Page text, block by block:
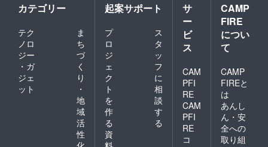
カテゴリー
テク
ノロ
ジー
・ガ
ジェ
ット
ま
ち
づ
く
り
・
地
域
活
性
起案サポート
プ
ロ
ジ
ェ
ク
ト
を
作
る
ス
タ
ッ
フ
に
相
談
す
る
資
サ
ー
ビ
ス
CAM
PFI
RE
CAM
PFI
RE
コ
CAMP
FIRE
につい
て
CAMP
FIREと
は
あんし
ん・安
全への
取り組